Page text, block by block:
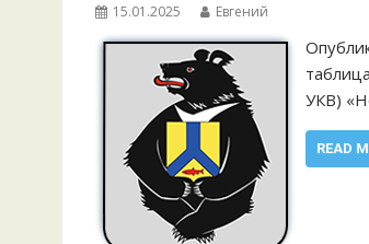
15.01.2025 Евгений
УКВ)
READ